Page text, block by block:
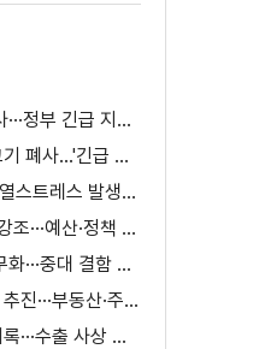
폭염에 가축·어류 폐사···정부 긴급 지원책 마련
고수온에 양식장 물고기 폐사...'긴급 방류' 지원
온실가스 안 줄이면 "열스트레스 발생일 29배 증가"
폭염·청년 민생 현안 강조···예산·정책 방향 제시
중고차 총액 표시 의무화···중대 결함 시 '계약 해제'
국가자산기본법 제정 추진···부동산·주식 등 통합 관리
6월 경상수지 또 신기록···수출 사상 첫 1천억 달러